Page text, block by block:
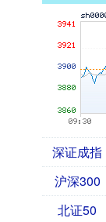
深证成指
沪深300
北证50